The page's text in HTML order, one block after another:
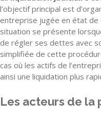
l’objectif principal est
entreprise jugée en état de
situation se présente
de régler ses dettes avec
simplifiée de cette
cas où les actifs de
ainsi une liquidation plus
Les acteurs de la